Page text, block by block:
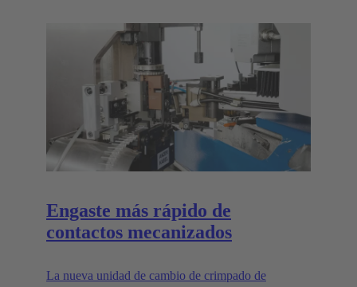
Engaste más rápido de
contactos mecanizados
La nueva unidad de cambio de crimpado de